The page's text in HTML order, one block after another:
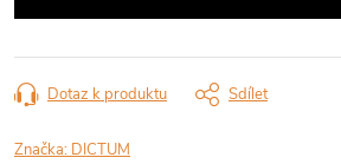
Dotaz k produktu Sdílet
Značka: DICTUM